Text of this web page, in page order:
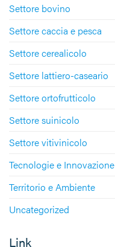
Settore bovino
Settore caccia e pesca
Settore cerealicolo
Settore lattiero-caseario
Settore ortofrutticolo
Settore suinicolo
Settore vitivinicolo
Tecnologie e Innovazione
Territorio e Ambiente
Uncategorized
Link